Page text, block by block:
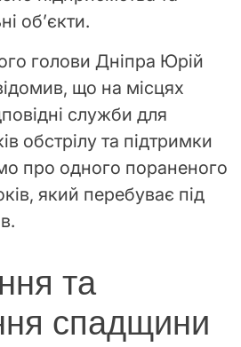
об’єкти.
голови Дніпра Юрій
що на місцях
служби для
обстрілу та підтримки
про одного пораненого
який перебуває під
та
спадщини